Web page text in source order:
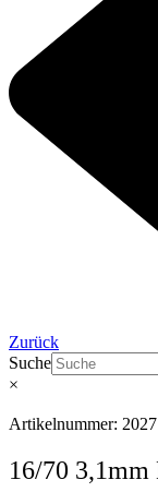
Zurück
Suche
×
Artikelnummer:
16/70 3,1mm